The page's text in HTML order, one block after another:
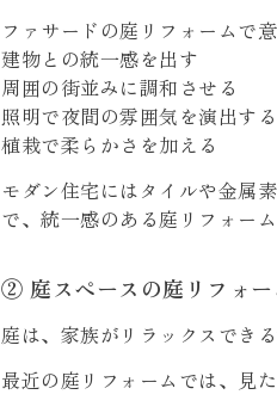
ファサードの庭リフォームで
建物との統一感を出す
周囲の街並みに調和させる
照明で夜間の雰囲気を演出する
植栽で柔らかさを加える
モダン住宅にはタイルや金属
で、統一感のある庭リフォー
② 庭スペースの庭リフォー
庭は、家族がリラックスでき
最近の庭リフォームでは、見